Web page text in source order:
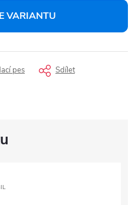
VARIANTU
pes Sdílet